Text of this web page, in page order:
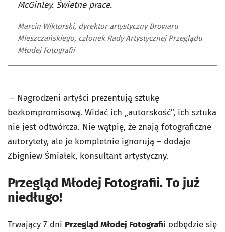
McGinley. Świetne prace.
Marcin Wiktorski, dyrektor artystyczny Browaru
Mieszczańskiego, członek Rady Artystycznej Przeglądu
Młodej Fotografii
– Nagrodzeni artyści prezentują sztukę
bezkompromisową. Widać ich „autorskość”, ich sztuka
nie jest odtwórcza. Nie wątpię, że znają fotograficzne
autorytety, ale je kompletnie ignorują – dodaje
Zbigniew Śmiałek, konsultant artystyczny.
Przegląd Młodej Fotografii. To już
niedługo!
Trwający 7 dni Przegląd Młodej Fotografii odbędzie się